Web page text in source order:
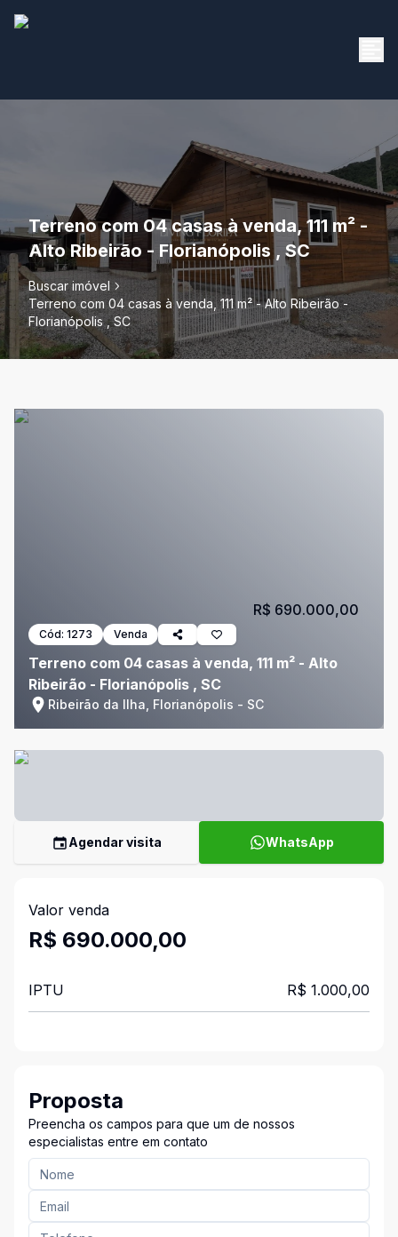
Terreno com 04 casas à venda, 111 m² -
Alto Ribeirão - Florianópolis , SC
Buscar imóvel
Terreno com 04 casas à venda, 111 m² - Alto Ribeirão -
Florianópolis , SC
Cód: 1273 Venda
Terreno com 04 casas à venda, 111 m² - Alto
Ribeirão - Florianópolis , SC
Ribeirão da Ilha, Florianópolis - SC
R$ 690.000,00
Agendar visita WhatsApp
Valor venda
R$ 690.000,00
IPTU R$ 1.000,00
Proposta
Preencha os campos para que um de nossos
especialistas entre em contato